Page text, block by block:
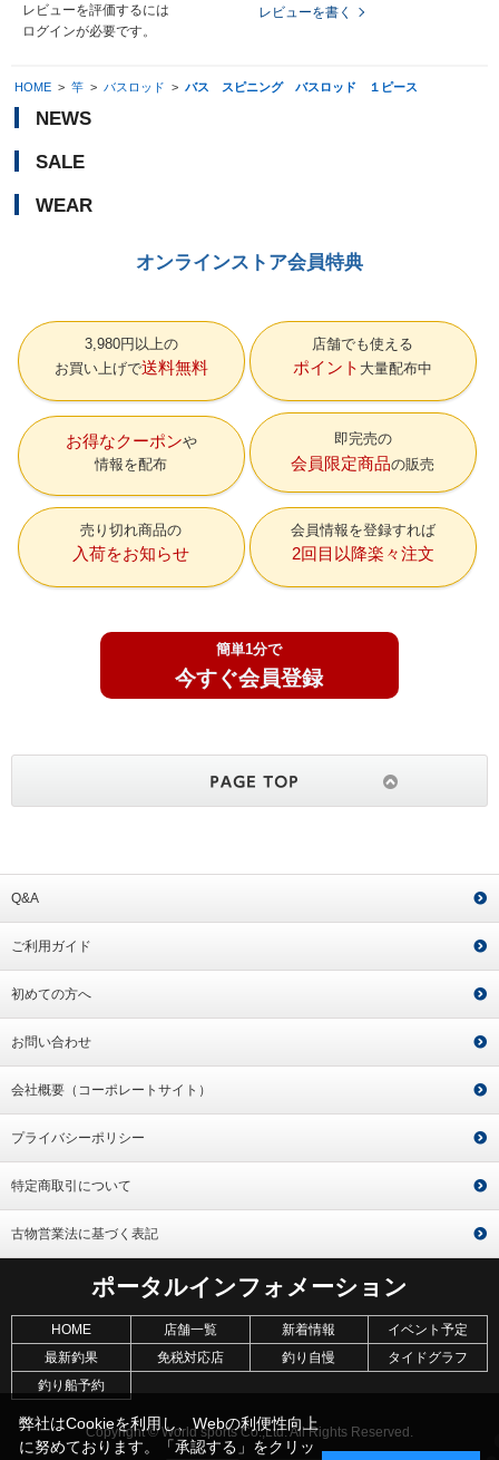
レビューを評価するには
ログインが必要です。
レビューを書く
HOME > 竿 > バスロッド > バス スピニング バスロッド １ピース
NEWS
SALE
WEAR
オンラインストア会員特典
3,980円以上の
お買い上げで送料無料
店舗でも使える
ポイント 大量配布中
お得なクーポン
情報を配布
即完売の
会員限定商品の販売
売り切れ商品の
入荷をお知らせ
会員情報を登録すれば
2回目以降楽々注文
簡単1分で
今すぐ会員登録
Q&A
ご利用ガイド
初めての方へ
お問い合わせ
会社概要（コーポレートサイト）
プライバシーポリシー
特定商取引について
古物営業法に基づく表記
ポータルインフォメーション
HOME 店舗一覧 新着情報
イベント予定
最新釣果
免税対応店 釣り自慢
タイドグラフ
釣り船予約
Copyright © World sports Co.,Ltd. All Rights Reserved.
弊社はCookieを利用し、Webの利便性向上
に努めております。「承認する」をクリッ